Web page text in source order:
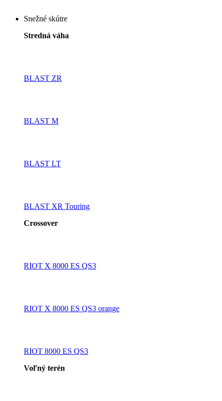
Snežné skútre
Stredná váha
BLAST ZR
BLAST M
BLAST LT
BLAST XR Touring
Crossover
RIOT X 8000 ES QS3
RIOT X 8000 ES QS3 orange
RIOT 8000 ES QS3
Voľný terén